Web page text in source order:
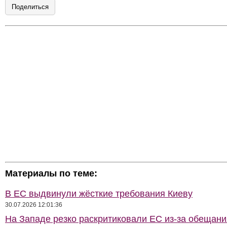
Поделиться
Материалы по теме:
В ЕС выдвинули жёсткие требования Киеву
30.07.2026 12:01:36
На Западе резко раскритиковали ЕС из-за